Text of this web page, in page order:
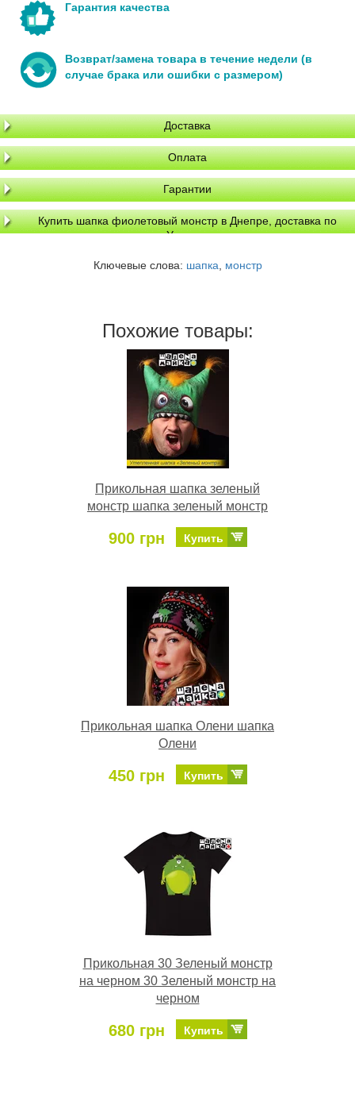
Гарантия качества
Возврат/замена товара в течение недели (в
случае брака или ошибки с размером)
Доставка
Оплата
Гарантии
Купить шапка фиолетовый монстр в Днепре, доставка по
Украине
Ключевые слова: шапка, монстр
Похожие товары:
Прикольная шапка зеленый
монстр шапка зеленый монстр
900 грн Купить
Прикольная шапка Олени шапка
Олени
450 грн Купить
Прикольная 30 Зеленый монстр
на черном 30 Зеленый монстр на
черном
680 грн Купить